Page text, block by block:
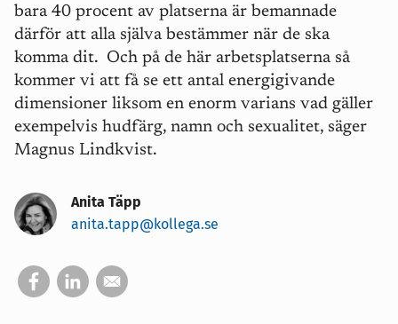
bara 40 procent av platserna är bemannade
därför att alla själva bestämmer när de ska
komma dit. Och på de här arbetsplatserna så
kommer vi att få se ett antal energigivande
dimensioner liksom en enorm varians vad gäller
exempelvis hudfärg, namn och sexualitet, säger
Magnus Lindkvist.
Anita Täpp
anita.tapp@kollega.se